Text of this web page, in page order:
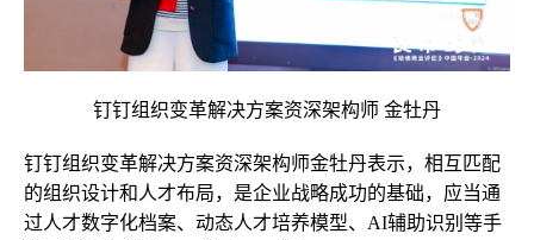
钉钉组织变革解决方案资深架构师 金牡丹
钉钉组织变革解决方案资深架构师金牡丹表示，相互匹配
的组织设计和人才布局，是企业战略成功的基础，应当通
过人才数字化档案、动态人才培养模型、AI辅助识别等手